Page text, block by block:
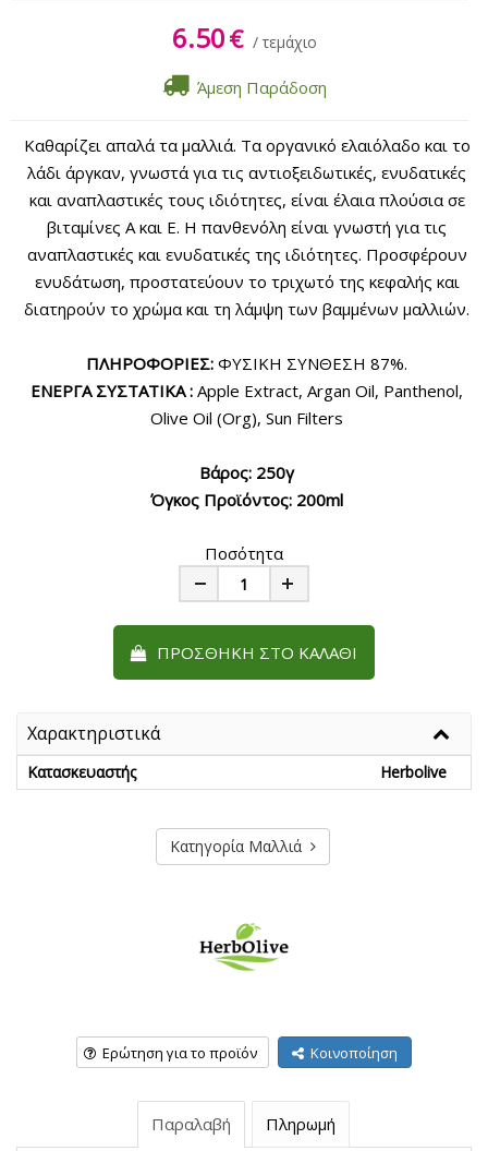
6.50€ / τεμάχιο
Άμεση Παράδοση
Καθαρίζει απαλά τα μαλλιά. Τα οργανικό ελαιόλαδο και το
λάδι άργκαν, γνωστά για τις αντιοξειδωτικές, ενυδατικές
και αναπλαστικές τους ιδιότητες, είναι έλαια πλούσια σε
βιταμίνες Α και Ε. Η πανθενόλη είναι γνωστή για τις
αναπλαστικές και ενυδατικές της ιδιότητες. Προσφέρουν
ενυδάτωση, προστατεύουν το τριχωτό της κεφαλής και
διατηρούν το χρώμα και τη λάμψη των βαμμένων μαλλιών.
ΠΛΗΡΟΦΟΡΙΕΣ: ΦΥΣΙΚΗ ΣΥΝΘΕΣΗ 87%.
ΕΝΕΡΓΑ ΣΥΣΤΑΤΙΚΑ : Apple Extract, Argan Oil, Panthenol,
Olive Oil (Org), Sun Filters
Βάρος: 250γ
Όγκος Προϊόντος: 200ml
Ποσότητα
Plus
ΠΡΟΣΘΉΚΗ ΣΤΟ ΚΑΛΆΘΙ
Χαρακτηριστικά
Κατασκευαστής Herbolive
Κατηγορία Μαλλιά
Ερώτηση για το προϊόν Κοινοποίηση
Παραλαβή Πληρωμή